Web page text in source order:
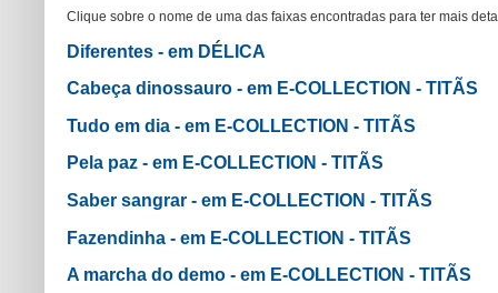
Clique sobre o nome de uma das faixas encontradas para ter mais
Diferentes - em DÉLICA
Cabeça dinossauro - em E-COLLECTION - TITÃS
Tudo em dia - em E-COLLECTION - TITÃS
Pela paz - em E-COLLECTION - TITÃS
Saber sangrar - em E-COLLECTION - TITÃS
Fazendinha - em E-COLLECTION - TITÃS
A marcha do demo - em E-COLLECTION - TITÃS